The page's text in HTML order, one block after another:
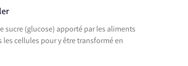
sucre (glucose) apporté par les aliments
les cellules pour y être transformé en